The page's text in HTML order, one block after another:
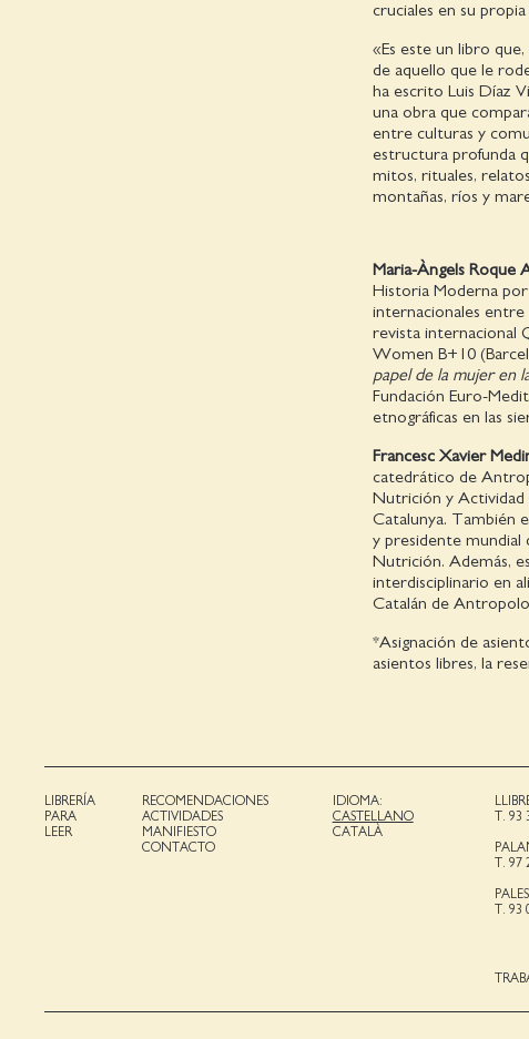
cruciales en su
«Es este un libro
de aquello que le
ha escrito Luis Díaz
una obra que
entre culturas y
estructura profunda
mitos, rituales,
montañas, ríos y
Maria-Àngels Roque
Historia Moderna por
internacionales
revista internacional
Women B+10
papel de la mujer en
Fundación Euro-
etnográficas en las
Francesc Xavier
catedrático de
Nutrición y Actividad
Catalunya. También
y presidente mundial
Nutrición. Además,
interdisciplinario en
Catalán de
*Asignación de
asientos libres, la
LIBRERÍA
PARA
LEER
RECOMENDACIONES
ACTIVIDADES
MANIFIESTO
CONTACTO
IDIOMA:
CASTELLANO
CATALÀ
T. 93
T. 97
T. 93